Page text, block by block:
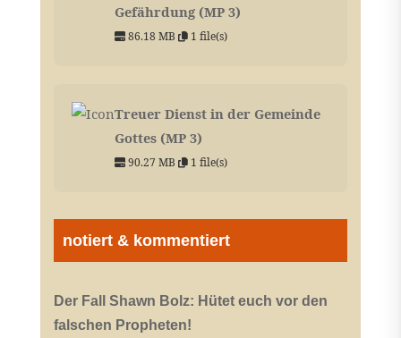
Gefährdung (MP 3)
86.18 MB 1 file(s)
Treuer Dienst in der Gemeinde
Gottes (MP 3)
90.27 MB 1 file(s)
notiert & kommentiert
Der Fall Shawn Bolz: Hütet euch vor den
falschen Propheten!